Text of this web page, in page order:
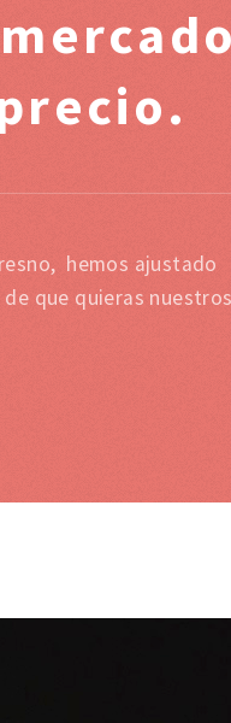
hemos ajustado
que quieras nuestros